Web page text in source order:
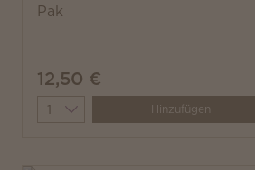
Pak
12,50 €
Quantity Hinzufügen